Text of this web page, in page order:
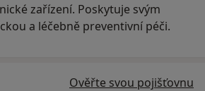
zařízení. Poskytuje svým
a léčebně preventivní péči.
Ověřte svou pojišťovnu